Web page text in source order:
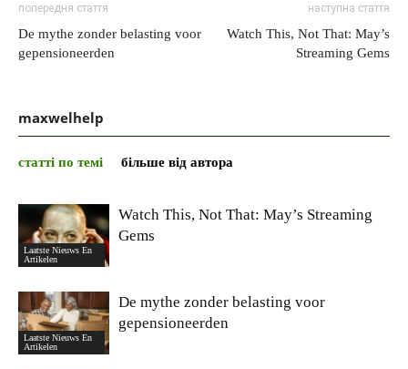
попередня стаття
De mythe zonder belasting voor
gepensioneerden
наступна стаття
Watch This, Not That: May’s
Streaming Gems
maxwelhelp
статті по темі більше від автора
Laatste Nieuws En
Artikelen
Watch This, Not That: May’s Streaming
Gems
Laatste Nieuws En
Artikelen
De mythe zonder belasting voor
gepensioneerden